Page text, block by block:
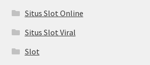
Situs Slot Online
Situs Slot Viral
Slot